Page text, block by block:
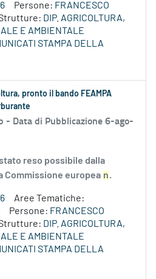
Persone: FRANCESCO
DIP. AGRICOLTURA,
E AMBIENTALE
STAMPA DELLA
pronto il bando FEAMPA
- Data di Pubblicazione 6-ago-
reso possibile dalla
Commissione europea n.
Aree Tematiche:
Persone: FRANCESCO
DIP. AGRICOLTURA,
E AMBIENTALE
STAMPA DELLA